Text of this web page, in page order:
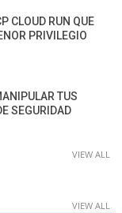
CLOUD RUN QUE
PRIVILEGIO
TUS
SEGURIDAD
VIEW ALL
VIEW ALL